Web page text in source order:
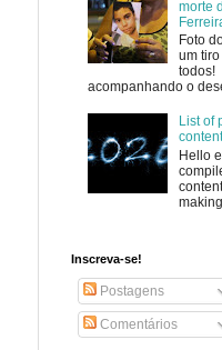
morte
Foto
um
todos!
acompanhando o
List of
Hello
Inscreva-se!
Postagens
Comentários